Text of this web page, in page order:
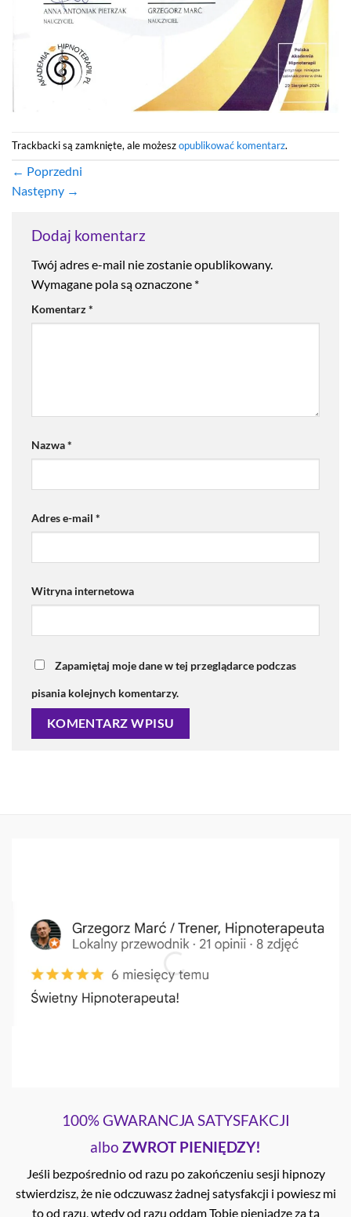
Trackbacki są zamknięte, ale możeszopublikować komentarz.
← Poprzedni
Następny →
Dodaj komentarz
Twój adres e-mail nie zostanie opublikowany.
Wymagane pola są oznaczone *
Komentarz*
Nazwa*
Adres e-mail *
Witryna internetowa
Zapamiętaj moje dane w tej przeglądarce podczas
pisania kolejnych komentarzy.
100% GWARANCJA SATYSFAKCJI
albo ZWROT PIENIĘDZY!
Jeśli bezpośrednio od razu po zakończeniu sesji hipnozy
stwierdzisz, że nie odczuwasz żadnej satysfakcji i powiesz mi
to od razu, wtedy od razu oddam Tobie pieniądze za tą